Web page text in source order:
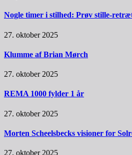
Nogle timer i stilhed: Prøv stille-
27. oktober 2025
Klumme af Brian Mørch
27. oktober 2025
REMA 1000 fylder 1 år
27. oktober 2025
Morten Scheelsbecks visioner for
27. oktober 2025